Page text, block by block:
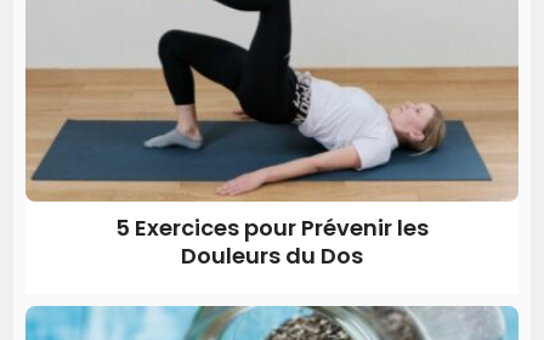
5 Exercices pour Prévenir les
Douleurs du Dos